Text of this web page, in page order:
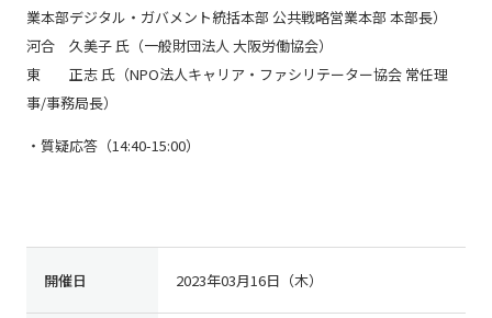
業本部デジタル・ガバメント統括本部 公共戦略営業本部 本部長）
河合 久美子 氏（一般財団法人 大阪労働協会）
東 正志 氏（NPO法人キャリア・ファシリテーター協会 常任理
事/事務局長）
・質疑応答（14:40-15:00）
開催日 2023年03月16日（木）